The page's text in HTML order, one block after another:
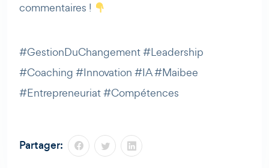
commentaires !
#GestionDuChangement #Leadership
#Coaching #Innovation #IA #Maibee
#Entrepreneuriat #Compétences
Partager: